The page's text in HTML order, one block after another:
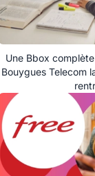
Une Bbox
Bouygues Telecom